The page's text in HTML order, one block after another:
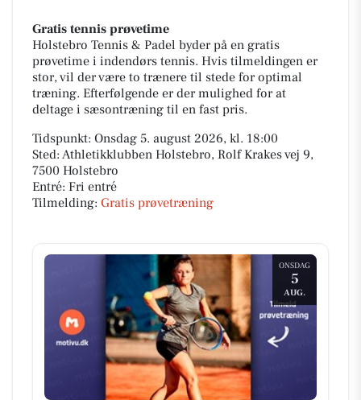
Gratis tennis prøvetime
Holstebro Tennis & Padel byder på en gratis
prøvetime i indendørs tennis. Hvis tilmeldingen er
stor, vil der være to trænere til stede for optimal
træning. Efterfølgende er der mulighed for at
deltage i sæsontræning til en fast pris.
Tidspunkt: Onsdag 5. august 2026, kl. 18:00
Sted: Athletikklubben Holstebro, Rolf Krakes vej 9,
7500 Holstebro
Entré: Fri entré
Tilmelding: Gratis prøvetræning
ONSDAG
5
AUG.